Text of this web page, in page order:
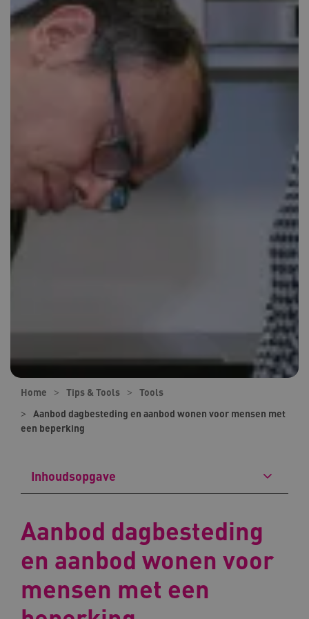
Home Tips & Tools
Tools
Aanbod dagbesteding en aanbod wonen voor mensen met
een beperking
Inhoudsopgave
Aanbod dagbesteding
en aanbod wonen voor
mensen met een